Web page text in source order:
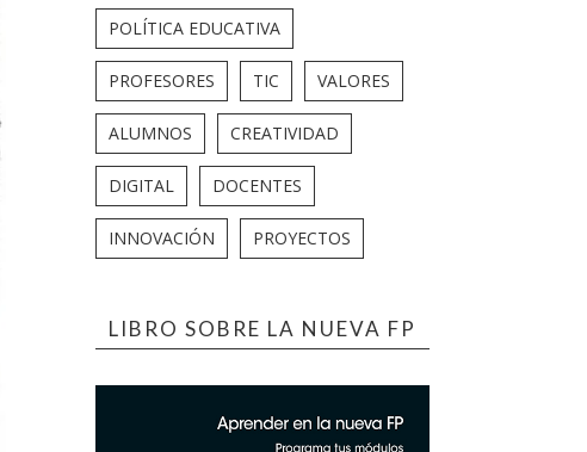
POLÍTICA EDUCATIVA
PROFESORES TIC VALORES
ALUMNOS CREATIVIDAD
DIGITAL DOCENTES
INNOVACIÓN PROYECTOS
LIBRO SOBRE LA NUEVA FP